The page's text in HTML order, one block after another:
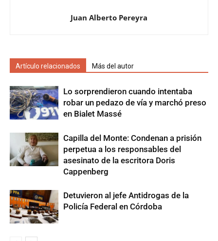
Juan Alberto Pereyra
Artículo relacionados Más del autor
Lo sorprendieron cuando intentaba
robar un pedazo de vía y marchó preso
en Bialet Massé
Capilla del Monte: Condenan a prisión
perpetua a los responsables del
asesinato de la escritora Doris
Cappenberg
Detuvieron al jefe Antidrogas de la
Policía Federal en Córdoba